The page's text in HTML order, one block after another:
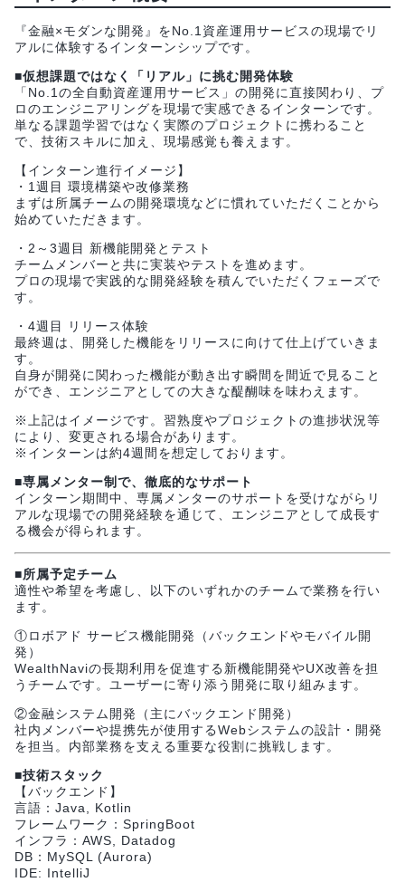
『金融×モダンな開発』をNo.1資産運用サービスの現場でリ
アルに体験するインターンシップです。
■仮想課題ではなく「リアル」に挑む開発体験
「No.1の全自動資産運用サービス」の開発に直接関わり、プ
ロのエンジニアリングを現場で実感できるインターンです。
単なる課題学習ではなく実際のプロジェクトに携わること
で、技術スキルに加え、現場感覚も養えます。
【インターン進行イメージ】
・1週目 環境構築や改修業務
まずは所属チームの開発環境などに慣れていただくことから
始めていただきます。
・2～3週目 新機能開発とテスト
チームメンバーと共に実装やテストを進めます。
プロの現場で実践的な開発経験を積んでいただくフェーズで
す。
・4週目 リリース体験
最終週は、開発した機能をリリースに向けて仕上げていきま
す。
自身が開発に関わった機能が動き出す瞬間を間近で見ること
ができ、エンジニアとしての大きな醍醐味を味わえます。
※上記はイメージです。習熟度やプロジェクトの進捗状況等
により、変更される場合があります。
※インターンは約4週間を想定しております。
■専属メンター制で、徹底的なサポート
インターン期間中、専属メンターのサポートを受けながらリ
アルな現場での開発経験を通じて、エンジニアとして成長す
る機会が得られます。
■所属予定チーム
適性や希望を考慮し、以下のいずれかのチームで業務を行い
ます。
①ロボアド サービス機能開発（バックエンドやモバイル開
発）
WealthNaviの長期利用を促進する新機能開発やUX改善を担
うチームです。ユーザーに寄り添う開発に取り組みます。
②金融システム開発（主にバックエンド開発）
社内メンバーや提携先が使用するWebシステムの設計・開発
を担当。内部業務を支える重要な役割に挑戦します。
■技術スタック
【バックエンド】
言語：Java, Kotlin
フレームワーク：SpringBoot
インフラ：AWS, Datadog
DB：MySQL (Aurora)
IDE: IntelliJ